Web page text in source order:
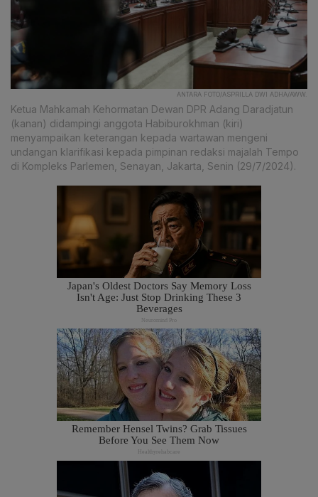
ANTARA FOTO/ASPRILLA DWI ADHA/AWW.
Ketua Mahkamah Kehormatan Dewan DPR Adang Daradjatun
(kanan) didampingi anggota Habiburokhman (kiri)
menyampaikan keterangan kepada wartawan mengeni
undangan klarifikasi kepada pimpinan redaksi majalah Tempo
di Kompleks Parlemen, Senayan, Jakarta, Senin (29/7/2024).